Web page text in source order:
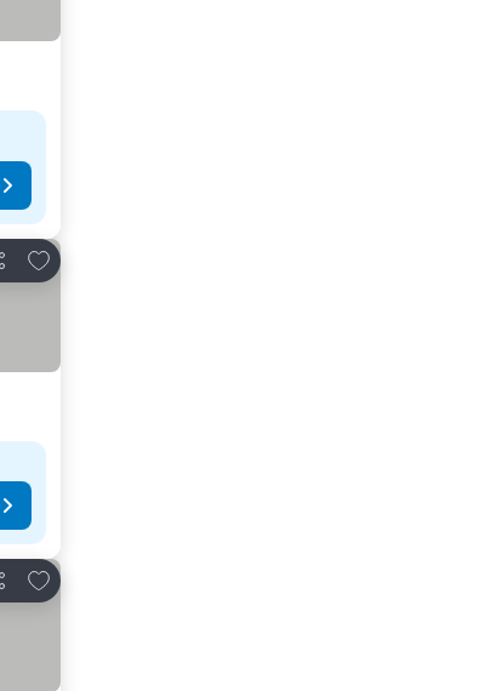
Dodati u favorite
Dodati u favorite